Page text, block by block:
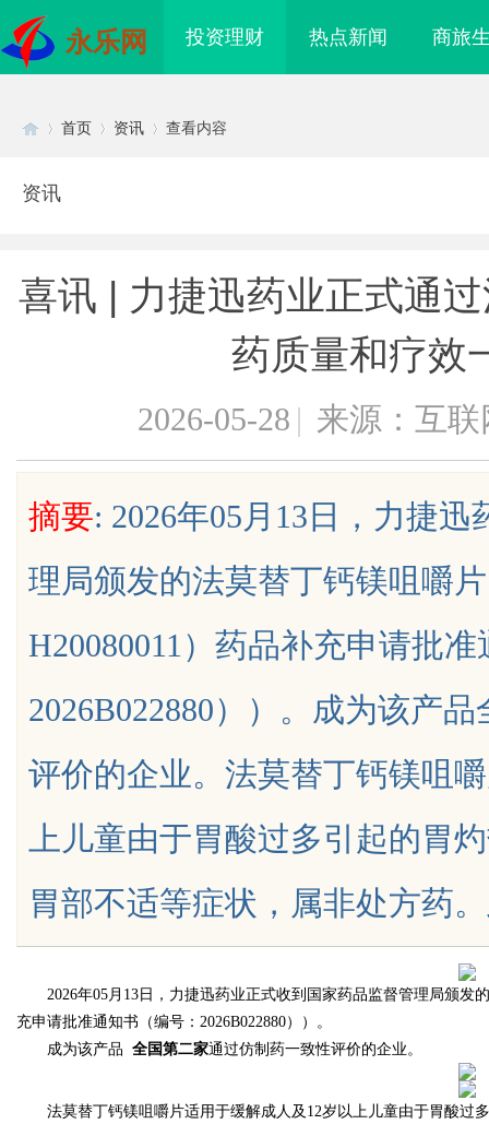
永乐网 投资理财 热点新闻 商旅
uz
首页 资讯 查看内容
资讯
喜讯 | 力捷迅药业正式通
药质量和疗效
2026-05-28 | 来源：互联
摘要: 2026年05月13日，力捷
理局颁发的法莫替丁钙镁咀嚼
H20080011）药品补充申请批
2026B022880））。成为该产
评价的企业。法莫替丁钙镁咀
上儿童由于胃酸过多引起的胃
胃部不适等症状，属非处方药
2026年05月13日，力捷迅药业正式收到国家药品监督管理局颁发
充申请批准通知书（编号：2026B022880））。
成为该产品 全国第二家通过仿制药一致性评价的企业。
法莫替丁钙镁咀嚼片适用于缓解成人及12岁以上儿童由于胃酸过